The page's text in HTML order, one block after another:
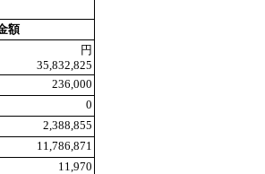
額
円
35,832,825
236,000
0
2,388,855
11,786,871
11,970